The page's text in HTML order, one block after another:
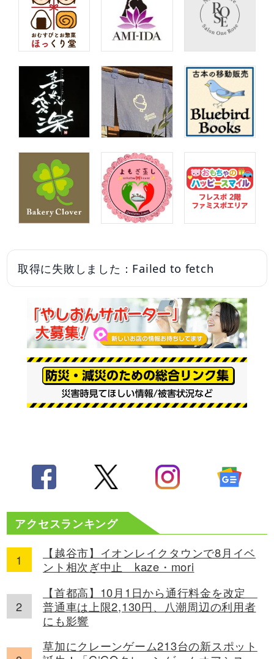
取得に失敗しました：Failed to fetch
アクセスランキング
【越谷市】イオンレイクタウンで8月イベ
ント相次ぎ中止 kaze・mori
【首都高】10月1日から通行料金を改定
普通車は上限2,130円、八潮周辺の利用者
にも影響
草加にクレーンゲーム213台の新スポット